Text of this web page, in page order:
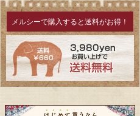
メルシーで購入すると送料がお得！